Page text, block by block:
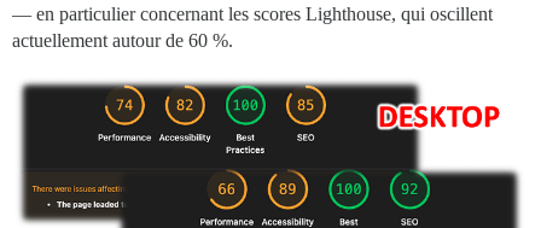
— en particulier concernant les scores Lighthouse, qui oscillent
actuellement autour de 60 %.